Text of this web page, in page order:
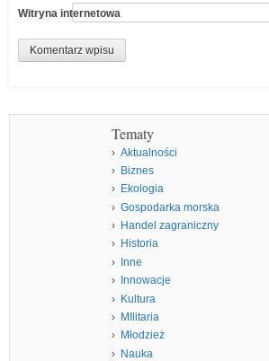
Witryna internetowa
Tematy
Aktualności
Biznes
Ekologia
Gospodarka morska
Handel zagraniczny
Historia
Inne
Innowacje
Kultura
MIlitaria
Młodzież
Nauka